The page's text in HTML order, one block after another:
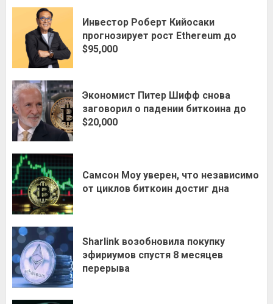
Инвестор Роберт Кийосаки
прогнозирует рост Ethereum до
$95,000
Экономист Питер Шифф снова
заговорил о падении биткоина до
$20,000
Самсон Моу уверен, что независимо
от циклов биткоин достиг дна
Sharlink возобновила покупку
эфириумов спустя 8 месяцев
перерыва